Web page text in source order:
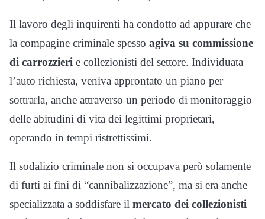
Il lavoro degli inquirenti ha condotto ad appurare che
la compagine criminale spesso agiva su commissione
di carrozzieri e collezionisti del settore. Individuata
l’auto richiesta, veniva approntato un piano per
sottrarla, anche attraverso un periodo di monitoraggio
delle abitudini di vita dei legittimi proprietari,
operando in tempi ristrettissimi.
Il sodalizio criminale non si occupava però solamente
di furti ai fini di “cannibalizzazione”, ma si era anche
specializzata a soddisfare il mercato dei collezionisti